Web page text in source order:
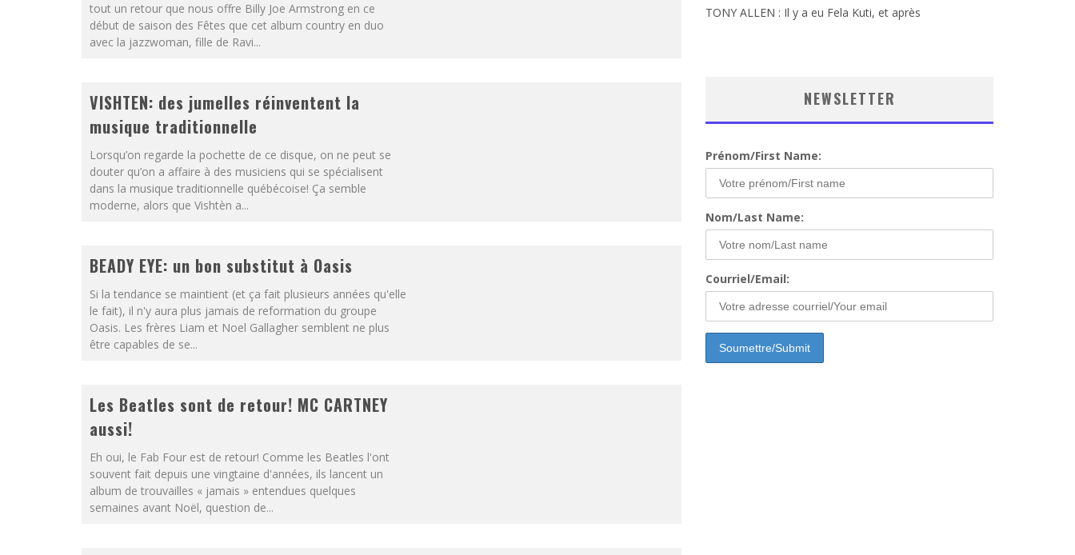
tout un retour que nous offre Billy Joe Armstrong en ce
début de saison des Fêtes que cet album country en duo
avec la jazzwoman, fille de Ravi...
VISHTEN: des jumelles réinventent la
musique traditionnelle
Lorsqu’on regarde la pochette de ce disque, on ne peut se
douter qu’on a affaire à des musiciens qui se spécialisent
dans la musique traditionnelle québécoise! Ça semble
moderne, alors que Vishtèn a...
BEADY EYE: un bon substitut à Oasis
Si la tendance se maintient (et ça fait plusieurs années qu'elle
le fait), il n'y aura plus jamais de reformation du groupe
Oasis. Les frères Liam et Noel Gallagher semblent ne plus
être capables de se...
Les Beatles sont de retour! MC CARTNEY
aussi!
Eh oui, le Fab Four est de retour! Comme les Beatles l'ont
souvent fait depuis une vingtaine d'années, ils lancent un
album de trouvailles « jamais » entendues quelques
semaines avant Noël, question de...
TONY ALLEN : Il y a eu Fela Kuti, et après
NEWSLETTER
Prénom/First Name:
Nom/Last Name:
Courriel/Email: